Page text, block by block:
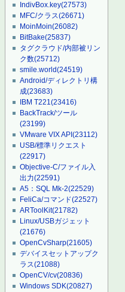
IndivBox.key(27573)
MFC/クラス(26671)
MoinMoin(26082)
BitBake(25837)
タグクラウド/内部被リン
ク数(25712)
smile.world(24519)
Android/ディレクトリ構
成(23683)
IBM T221(23416)
BackTrack/ツール
(23199)
VMware VIX API(23112)
USB/標準リクエスト
(22917)
Objective-C/ファイル入
出力(22591)
A5：SQL Mk-2(22529)
FeliCa/コマンド(22527)
ARToolKit(21782)
Linux/USBガジェット
(21676)
OpenCvSharp(21605)
デバイスセットアップク
ラス(21088)
OpenCV/cv(20836)
Windows SDK(20827)